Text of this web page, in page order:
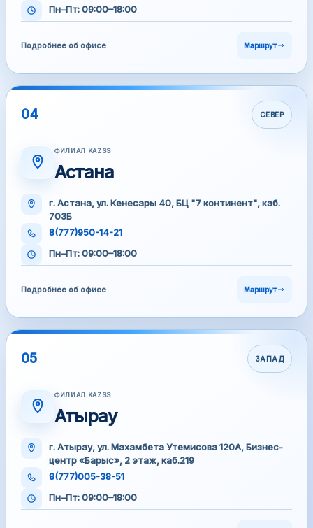
Пн–Пт: 09:00–18:00
Подробнее об офисе Маршрут
04 СЕВЕР
ФИЛИАЛ KAZSS
Астана
г. Астана, ул. Кенесары 40, БЦ "7 континент", каб.
703Б
8(777)950-14-21
Пн–Пт: 09:00–18:00
Подробнее об офисе Маршрут
05 ЗАПАД
ФИЛИАЛ KAZSS
Атырау
г. Атырау, ул. Махамбета Утемисова 120А, Бизнес-
центр «Барыс», 2 этаж, каб.219
8(777)005-38-51
Пн–Пт: 09:00–18:00